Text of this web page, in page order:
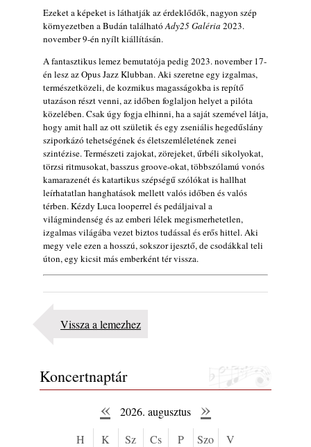
Ezeket a képeket is láthatják az érdeklődők, nagyon szép
környezetben a Budán találhatóAdy25 Galéria 2023.
november 9-én nyílt kiállításán.
A fantasztikus lemez bemutatója pedig 2023. november 17-
én lesz az Opus Jazz Klubban. Aki szeretne egy izgalmas,
természetközeli, de kozmikus magasságokba is repítő
utazáson részt venni, az időben foglaljon helyet a pilóta
közelében. Csak úgy fogja elhinni, ha a saját szemével látja,
hogy amit hall az ott születik és egy zseniális hegedűslány
sziporkázó tehetségének és életszemléletének zenei
szintézise. Természeti zajokat, zörejeket, űrbéli sikolyokat,
törzsi ritmusokat, basszus groove-okat, többszólamú vonós
kamarazenét és katartikus szépségű szólókat is hallhat
leírhatatlan hanghatások mellett valós időben és valós
térben. Kézdy Luca looperrel és pedáljaival a
világmindenség és az emberi lélek megismerhetetlen,
izgalmas világába vezet biztos tudással és erős hittel. Aki
megy vele ezen a hosszú, sokszor ijesztő, de csodákkal teli
úton, egy kicsit más emberként tér vissza.
Vissza a lemezhez
Koncertnaptár
« 2026. augusztus »
H K Sz Cs P Szo V